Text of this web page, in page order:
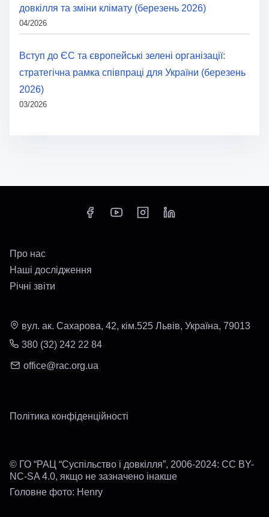
довкілля та зміни клімату (березень 2026)
04/2026
Вступ до ЄС та європейські зелені організації:
стратегічна рамка співпраці для України (березень
2026)
03/2026
Про нас
Наші дослідження
Річні звіти
вул. ак. Сахарова, 42, кім.525 Львів, Україна, 79013
380 (32) 242 22 84
office@rac.org.ua
Політика конфіденційності
© ГО “РАЦ “Суспільство і довкілля”, 2006-2024: CC BY-
NC-SA 4.0, якщо не зазначено інакше
Головне фото: Henry